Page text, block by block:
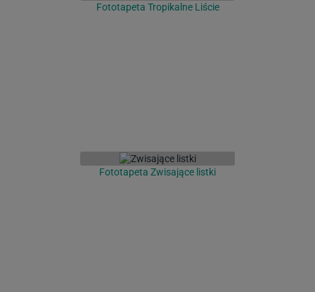
Fototapeta Tropikalne Liście
Fototapeta Zwisające listki